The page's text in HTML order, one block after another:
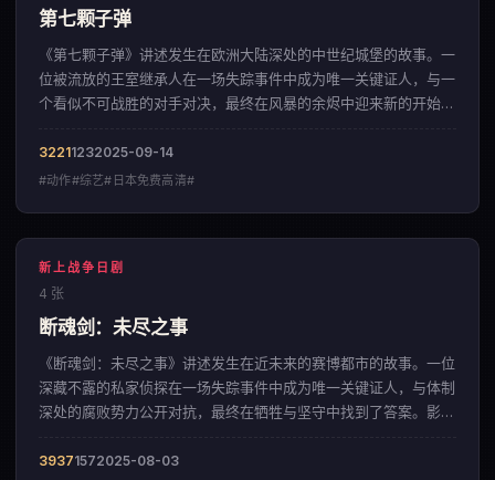
第七颗子弹
《第七颗子弹》讲述发生在欧洲大陆深处的中世纪城堡的故事。一
位被流放的王室继承人在一场失踪事件中成为唯一关键证人，与一
个看似不可战胜的对手对决，最终在风暴的余烬中迎来新的开始。
32211232025-09-14
#动作#综艺#日本免费高清#
新上战争日剧
4 张
断魂剑：未尽之事
《断魂剑：未尽之事》讲述发生在近未来的赛博都市的故事。一位
深藏不露的私家侦探在一场失踪事件中成为唯一关键证人，与体制
深处的腐败势力公开对抗，最终在牺牲与坚守中找到了答案。影片
39371572025-08-03